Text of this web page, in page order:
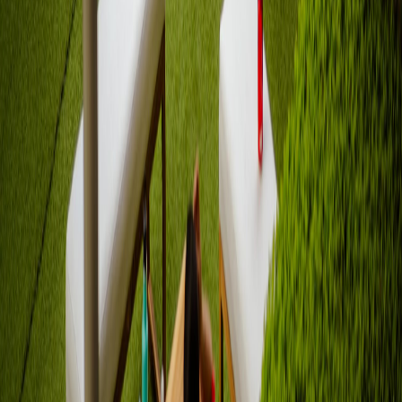
Facebook